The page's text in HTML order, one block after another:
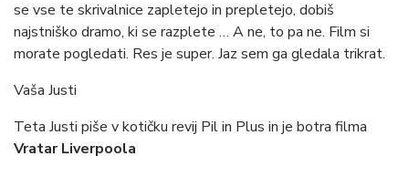
se vse te skrivalnice zapletejo in prepletejo, dobiš
najstniško dramo, ki se razplete … A ne, to pa ne. Film si
morate pogledati. Res je super. Jaz sem ga gledala trikrat.
Vaša Justi
Teta Justi piše v kotičku revij Pil in Plus in je botra filma
Vratar Liverpoola